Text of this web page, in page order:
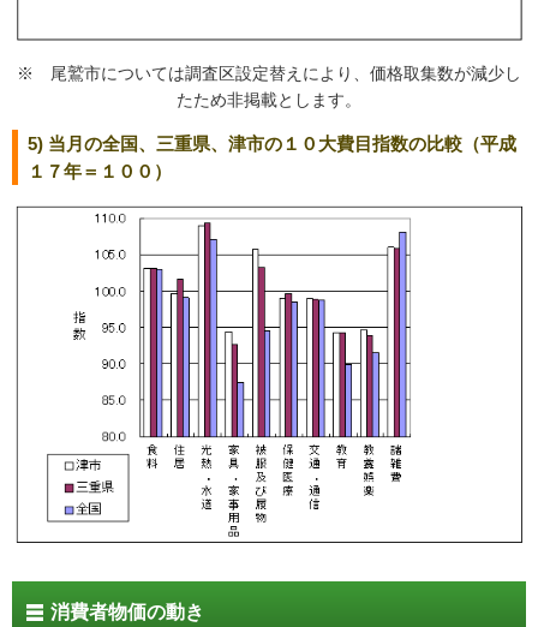
※ 尾鷲市については調査区設定替えにより、価格取集数が減少し
たため非掲載とします。
5) 当月の全国、三重県、津市の１０大費目指数の比較（平成
１７年＝１００）
消費者物価の動き